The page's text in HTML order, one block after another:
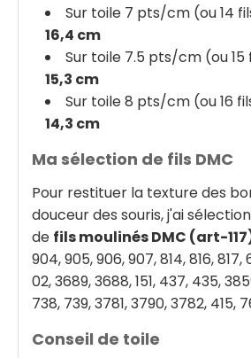
Sur toile 7 pts/cm (ou 14
16,4 cm
Sur toile 7.5 pts/cm (ou 15
15,3 cm
Sur toile 8 pts/cm (ou 16
14,3 cm
Ma sélection de fils DMC
Pour restituer la texture des
douceur des souris, j'ai
de fils moulinés DMC (art-
904, 905, 906, 907, 814, 816, 817,
02, 3689, 3688, 151, 437, 435,
738, 739, 3781, 3790, 3782, 415,
Conseil de toile